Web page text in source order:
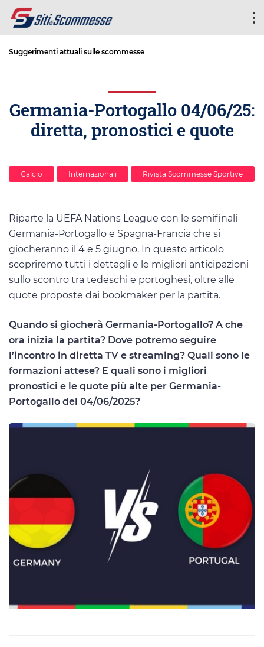
Suggerimenti attuali sulle scommesse
Germania-Portogallo 04/06/25:
diretta, pronostici e quote
Calcio Internazionali Rivista Scommesse Sportive
Riparte la UEFA Nations League con le semifinali
Germania-Portogallo e Spagna-Francia che si
giocheranno il 4 e 5 giugno. In questo articolo
scopriremo tutti i dettagli e le migliori anticipazioni
sullo scontro tra tedeschi e portoghesi, oltre alle
quote proposte dai bookmaker per la partita.
Quando si giocherà Germania-Portogallo? A che
ora inizia la partita? Dove potremo seguire
l’incontro in diretta TV e streaming? Quali sono le
formazioni attese? E quali sono i migliori
pronostici e le quote più alte per Germania-
Portogallo del 04/06/2025?